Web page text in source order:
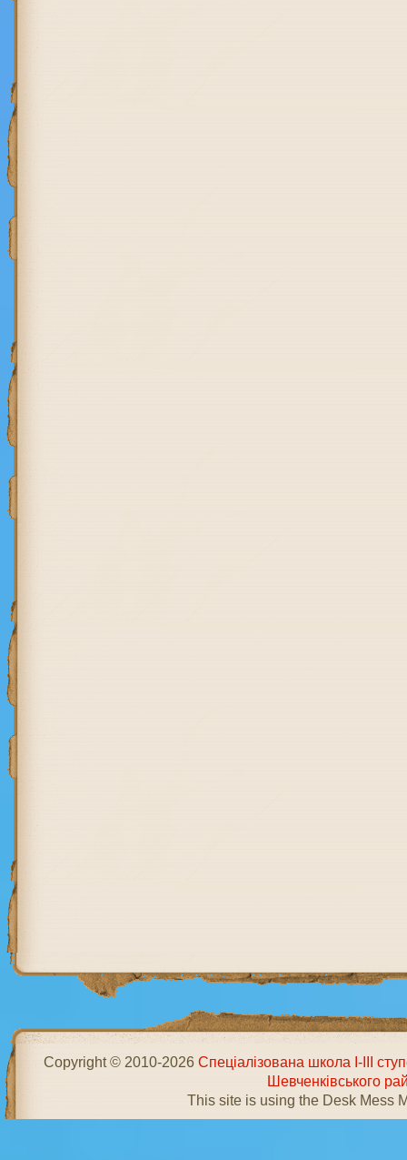
Copyright © 2010-2026Спеціалізована школа І-ІІІ
Шевченківського
This site is using the Desk Mess